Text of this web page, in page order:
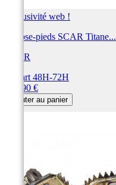
Exclusivité web !
Repose-pieds SCAR Titane...
SCAR
Départ 48H-72H
269,90 €
Ajouter au panier